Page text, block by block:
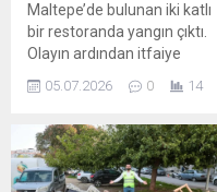
Maltepe’de bulunan iki katlı
bir restoranda yangın çıktı.
Olayın ardından itfaiye
ekipleri kısa sürede sevk
edilerek alevlere müdahale
restoranın arka kısmına
doğru yayılma riski taşıdığı
için ekipler önceliği alevlerin
05.07.2026 0 14